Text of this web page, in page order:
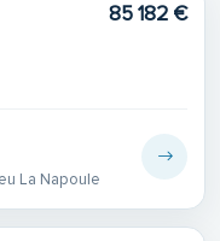
85 182 €
La Napoule